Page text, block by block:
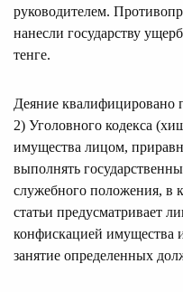
руководителем.
нанесли государству
тенге.
Деяние квалифицировано
2) Уголовного кодекса
имущества лицом,
выполнять
служебного положения, в
статьи предусматривает
конфискацией имущества
занятие определенных